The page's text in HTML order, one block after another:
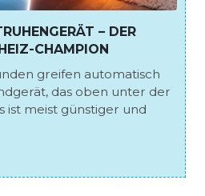
– DER
CHAMPION
greifen automatisch
das oben unter der
ist meist günstiger und